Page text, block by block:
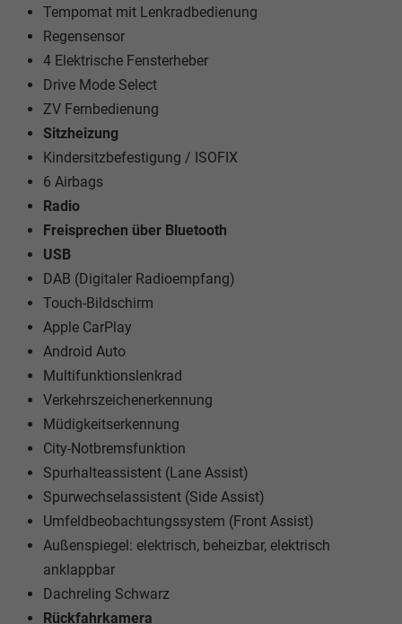
Tempomat mit Lenkradbedienung
Regensensor
4 Elektrische Fensterheber
Drive Mode Select
ZV Fernbedienung
Sitzheizung
Kindersitzbefestigung / ISOFIX
6 Airbags
Radio
Freisprechen über Bluetooth
USB
DAB (Digitaler Radioempfang)
Touch-Bildschirm
Apple CarPlay
Android Auto
Multifunktionslenkrad
Verkehrszeichenerkennung
Müdigkeitserkennung
City-Notbremsfunktion
Spurhalteassistent (Lane Assist)
Spurwechselassistent (Side Assist)
Umfeldbeobachtungssystem (Front Assist)
Außenspiegel: elektrisch, beheizbar, elektrisch
anklappbar
Dachreling Schwarz
Rückfahrkamera